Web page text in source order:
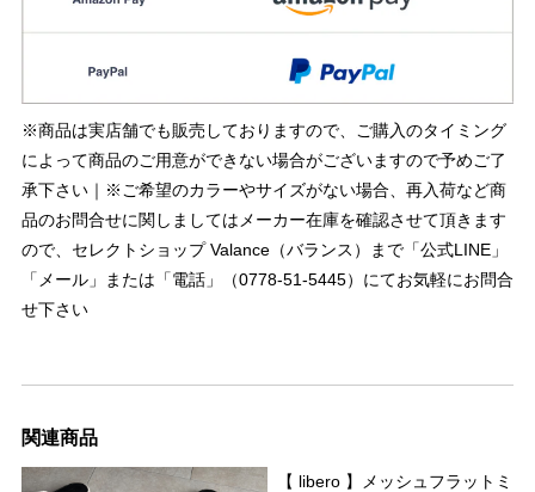
※商品は実店舗でも販売しておりますので、ご購入のタイミング
によって商品のご用意ができない場合がございますので予めご了
承下さい｜※ご希望のカラーやサイズがない場合、再入荷など商
品のお問合せに関しましてはメーカー在庫を確認させて頂きます
ので、セレクトショップ Valance（バランス）まで「公式LINE」
「メール」または「電話」（0778-51-5445）にてお気軽にお問合
せ下さい
関連商品
【 libero 】メッシュフラットミ